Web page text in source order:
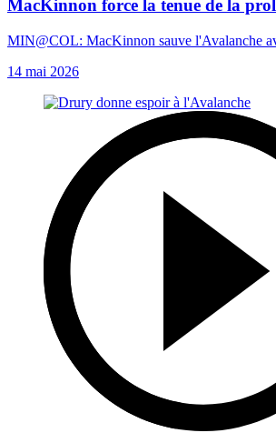
MacKinnon force la tenue de la
MIN@COL: MacKinnon sauve l'Avalanche
14 mai 2026